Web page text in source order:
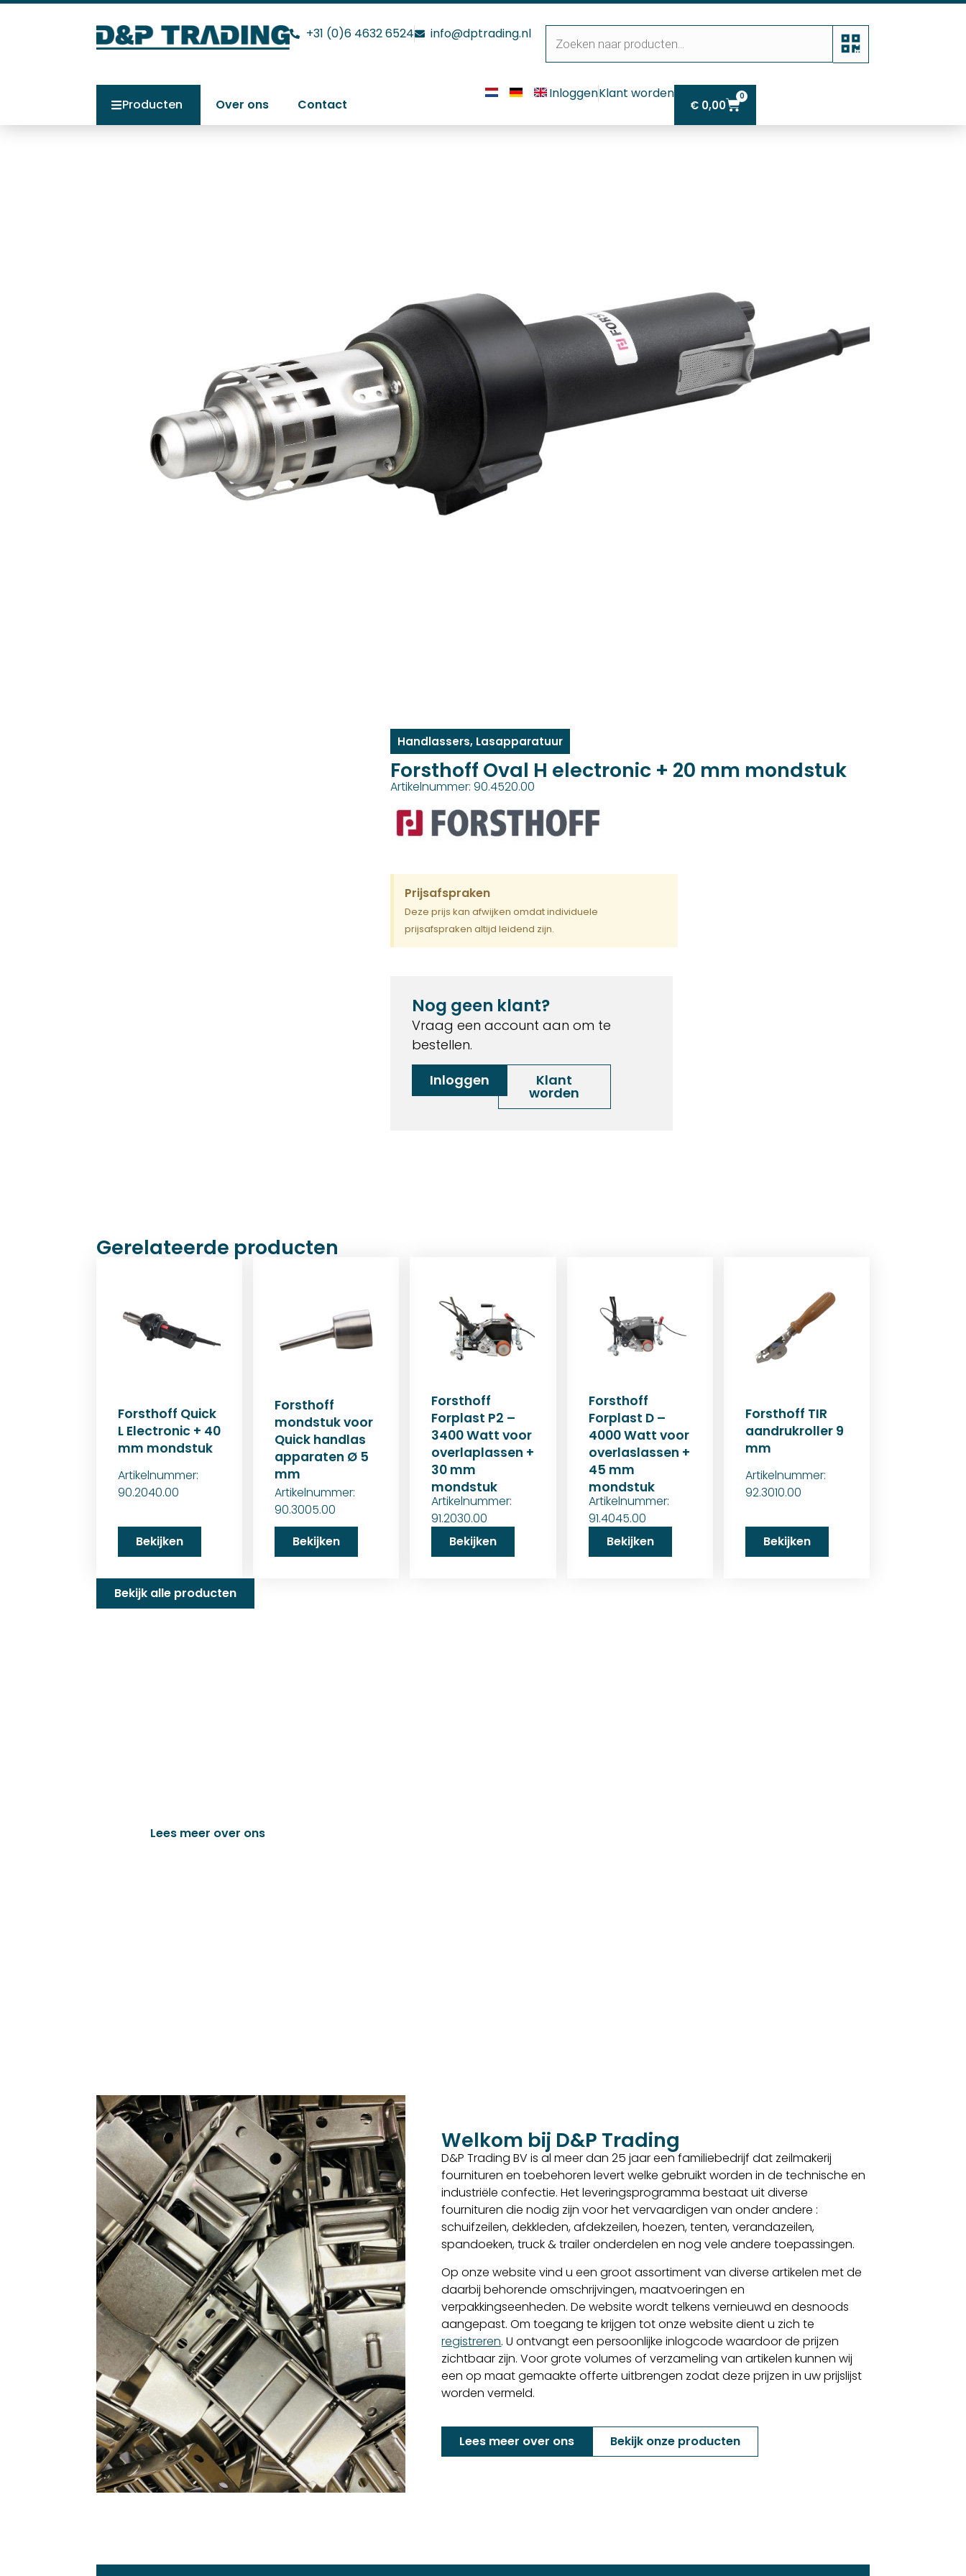
+31 (0)6 4632 6524 info@dptrading.nl
Producten Over ons Contact
InloggenKlant worden
€ 0,00
0
Handlassers, Lasapparatuur
Forsthoff Oval H electronic + 20 mm mondstuk
Artikelnummer: 90.4520.00
Prijsafspraken
Deze prijs kan afwijken omdat individuele
prijsafspraken altijd leidend zijn.
Nog geen klant?
Vraag een account aan om te
bestellen.
Inloggen
Klant
worden
Gerelateerde producten
Forsthoff Quick
L Electronic + 40
mm mondstuk
Artikelnummer:
90.2040.00
Bekijken
Forsthoff
mondstuk voor
Quick handlas
apparaten Ø 5
mm
Artikelnummer:
90.3005.00
Bekijken
Forsthoff
Forplast P2 –
3400 Watt voor
overlaplassen +
30 mm
mondstuk
Artikelnummer:
91.2030.00
Bekijken
Forsthoff
Forplast D –
4000 Watt voor
overlaslassen +
45 mm
mondstuk
Artikelnummer:
91.4045.00
Bekijken
Forsthoff TIR
aandrukroller 9
mm
Artikelnummer:
92.3010.00
Bekijken
Bekijk alle producten
Lees meer over ons
Welkom bij D&P Trading
D&P Trading BV is al meer dan 25 jaar een familiebedrijf dat zeilmakerij
fournituren en toebehoren levert welke gebruikt worden in de technische en
industriële confectie. Het leveringsprogramma bestaat uit diverse
fournituren die nodig zijn voor het vervaardigen van onder andere :
schuifzeilen, dekkleden, afdekzeilen, hoezen, tenten, verandazeilen,
spandoeken, truck & trailer onderdelen en nog vele andere toepassingen.
Op onze website vind u een groot assortiment van diverse artikelen met de
daarbij behorende omschrijvingen, maatvoeringen en
verpakkingseenheden. De website wordt telkens vernieuwd en desnoods
aangepast. Om toegang te krijgen tot onze website dient u zich te
registreren. U ontvangt een persoonlijke inlogcode waardoor de prijzen
zichtbaar zijn. Voor grote volumes of verzameling van artikelen kunnen wij
een op maat gemaakte offerte uitbrengen zodat deze prijzen in uw prijslijst
worden vermeld.
Lees meer over ons Bekijk onze producten